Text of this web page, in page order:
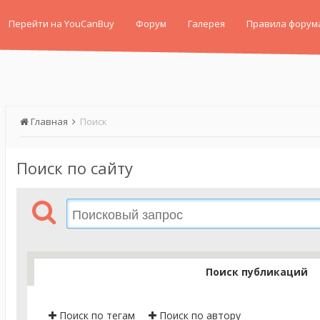
Перейти на YouCanBuy Форум Галерея Правила
Главная Поиск
Поиск по сайту
Поиск публикаций
Поиск по тегам Поиск по автору